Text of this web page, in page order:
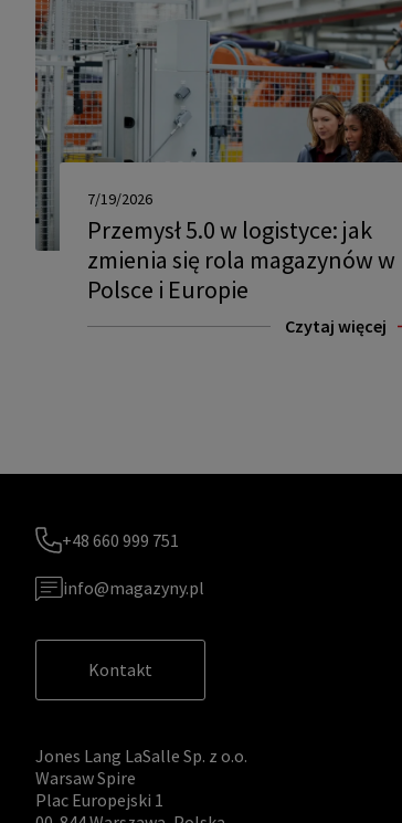
7/19/2026
Przemysł 5.0 w logistyce: jak
zmienia się rola magazynów w
Polsce i Europie
Czytaj więcej
+48 660 999 751
info@magazyny.pl
Kontakt
Jones Lang LaSalle Sp. z o.o.
Warsaw Spire
Plac Europejski 1